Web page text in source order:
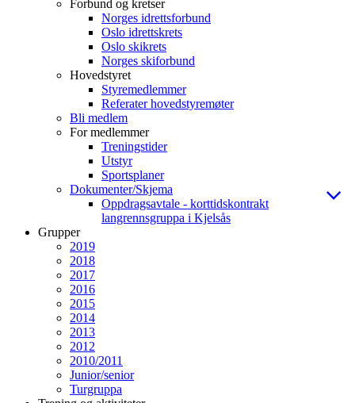
Forbund og kretser
Norges idrettsforbund
Oslo idrettskrets
Oslo skikrets
Norges skiforbund
Hovedstyret
Styremedlemmer
Referater hovedstyremøter
Bli medlem
For medlemmer
Treningstider
Utstyr
Sportsplaner
Dokumenter/Skjema
Oppdragsavtale - korttidskontrakt
langrennsgruppa i Kjelsås
Grupper
2019
2018
2017
2016
2015
2014
2013
2012
2010/2011
Junior/senior
Turgruppa